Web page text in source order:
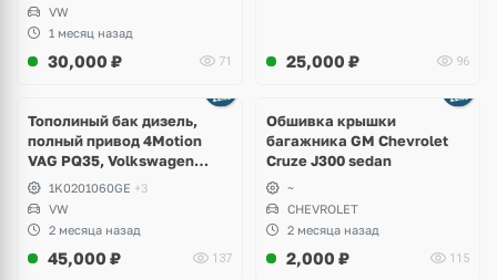
VW
1 месяц назад
30,000 ₽ 71 25,000 ₽ 96
Тополиный бак дизель,
полный привод 4Motion
VAG PQ35, Volkswagen
Scirocco, Golf V, VI, Skoda
Yeti, Octavia A5, Superb,
Audi A3, Seat Altea
1K0201060GE +3
VW
2 месяца назад
45,000 ₽ 137
Обшивка крышки
багажника GM Chevrolet
Cruze J300 sedan
~
CHEVROLET
2 месяца назад
2,000 ₽ 115